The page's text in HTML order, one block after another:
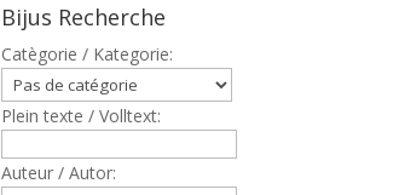
Bijus Recherche
Catègorie / Kategorie:
Plein texte / Volltext:
Auteur / Autor: